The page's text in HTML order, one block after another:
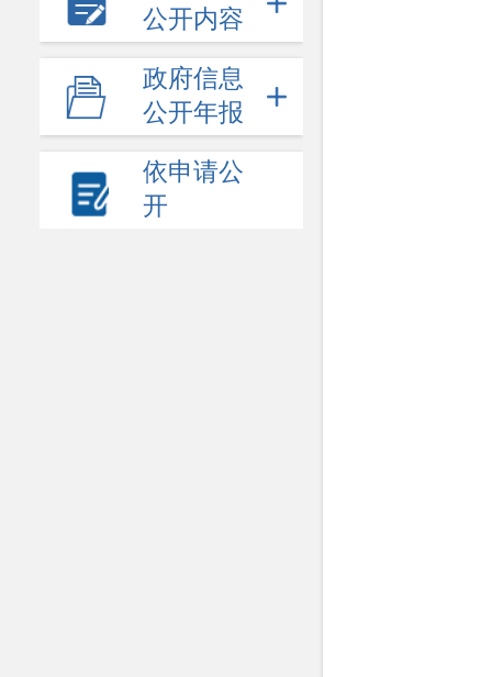
公开内容
政府信息
公开年报
依申请公
开